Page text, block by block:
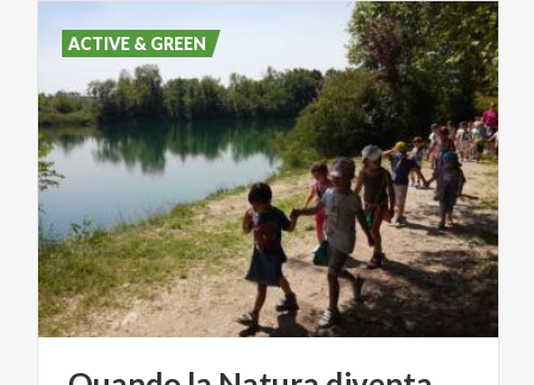
ACTIVE & GREEN